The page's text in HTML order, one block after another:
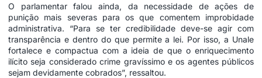
O parlamentar falou ainda, da necessidade de ações de
punição mais severas para os que comentem improbidade
administrativa. “Para se ter credibilidade deve-se agir com
transparência e dentro do que permite a lei. Por isso, a Unale
fortalece e compactua com a ideia de que o enriquecimento
ilícito seja considerado crime gravíssimo e os agentes públicos
sejam devidamente cobrados”, ressaltou.